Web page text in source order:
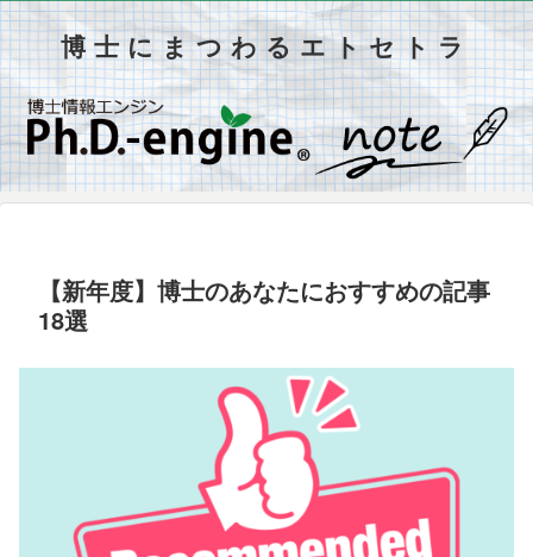
博士にまつわるエトセトラ
【新年度】博士のあなたにおすすめの記事
18選